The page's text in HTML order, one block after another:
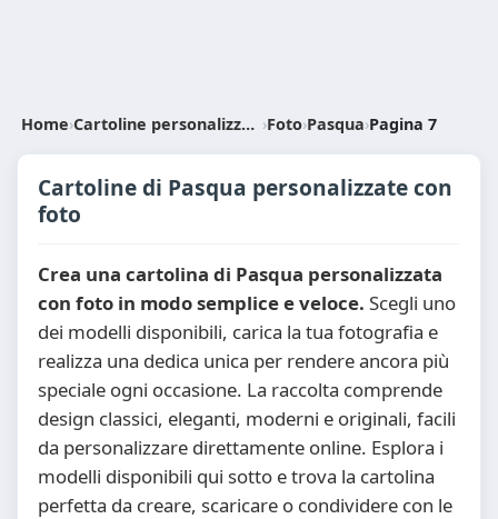
Home› Cartoline personalizzate ›Foto›Pasqua›Pagina 7
Cartoline di Pasqua personalizzate con
foto
Crea una cartolina di Pasqua personalizzata
con foto in modo semplice e veloce. Scegli uno
dei modelli disponibili, carica la tua fotografia e
realizza una dedica unica per rendere ancora più
speciale ogni occasione. La raccolta comprende
design classici, eleganti, moderni e originali, facili
da personalizzare direttamente online. Esplora i
modelli disponibili qui sotto e trova la cartolina
perfetta da creare, scaricare o condividere con le